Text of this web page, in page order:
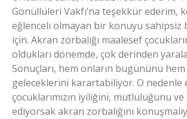
Gönüllüleri Vakfı’na teşekkür ederim,
eğlenceli olmayan bir konuyu sahipsiz
için. Akran zorbalığı maalesef
oldukları dönemde, çok derinden
Sonuçları, hem onların bugününü hem
geleceklerini karartabiliyor. O nedenle
çocuklarımızın iyiliğini, mutluluğunu ve
ediyorsak akran zorbalığını